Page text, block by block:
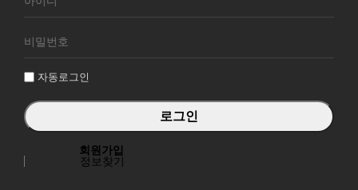
원
그
자동로그인
회원가입
정보찾기